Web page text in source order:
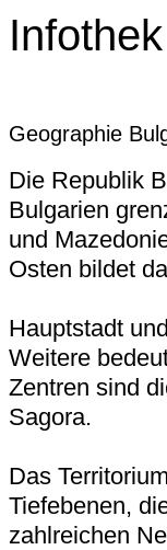
Geographie
Die Republik
Bulgarien
und
Osten bildet
Hauptstadt
Weitere
Zentren sind
Sagora.
Das
Tiefebenen,
zahlreichen